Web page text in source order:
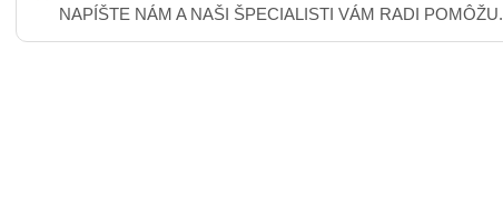
NAPÍŠTE NÁM A NAŠI ŠPECIALISTI VÁM RADI POMÔŽU.